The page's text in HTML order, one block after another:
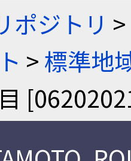
ポジトリ >
>標準地